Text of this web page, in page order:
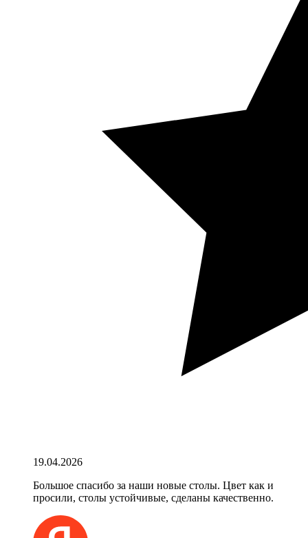
19.04.2026
Большое спасибо за наши новые столы. Цвет как и
просили, столы устойчивые, сделаны качественно.